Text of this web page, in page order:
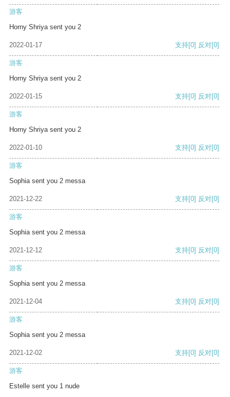
游客
Horny Shriya sent you 2
2022-01-17 支持[0] 反对[0]
游客
Horny Shriya sent you 2
2022-01-15 支持[0] 反对[0]
游客
Horny Shriya sent you 2
2022-01-10 支持[0] 反对[0]
游客
Sophia sent you 2 messa
2021-12-22 支持[0] 反对[0]
游客
Sophia sent you 2 messa
2021-12-12 支持[0] 反对[0]
游客
Sophia sent you 2 messa
2021-12-04 支持[0] 反对[0]
游客
Sophia sent you 2 messa
2021-12-02 支持[0] 反对[0]
游客
Estelle sent you 1 nude